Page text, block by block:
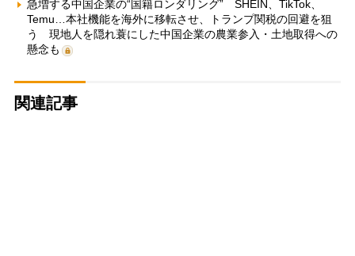
急増する中国企業の“国籍ロンダリング” SHEIN、TikTok、
Temu…本社機能を海外に移転させ、トランプ関税の回避を狙
う 現地人を隠れ蓑にした中国企業の農業参入・土地取得への
懸念も
関連記事